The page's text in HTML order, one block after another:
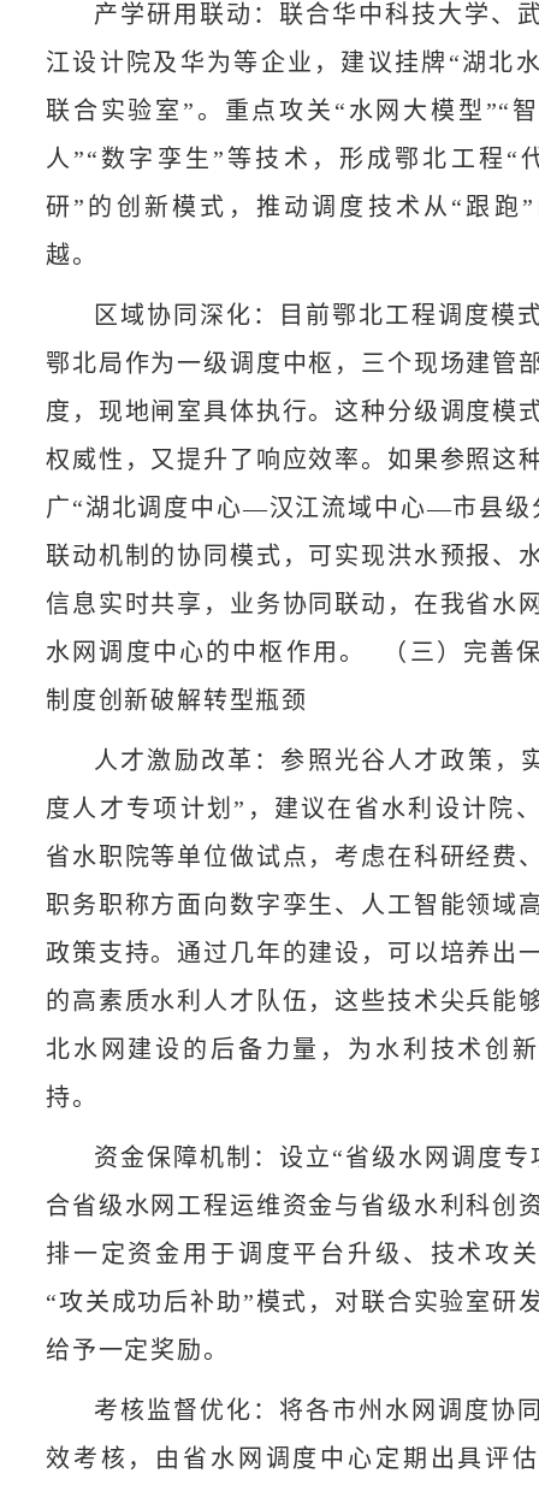
产学研用联动：联合华中科技大学、
江设计院及华为等企业，建议挂牌“湖北
联合实验室”。重点攻关“水网大模型”“
人”“数字孪生”等技术，形成鄂北工程“
研”的创新模式，推动调度技术从“跟跑
越。​
区域协同深化：目前鄂北工程调度模
鄂北局作为一级调度中枢，三个现场建管
度，现地闸室具体执行。这种分级调度模
权威性，又提升了响应效率。如果参照这
广“湖北调度中心—汉江流域中心—市县级
联动机制的协同模式，可实现洪水预报、
信息实时共享，业务协同联动，在我省水
水网调度中心的中枢作用。​ （三）完善
制度创新破解转型瓶颈​
人才激励改革：参照光谷人才政策，
度人才专项计划”，建议在省水利设计院
省水职院等单位做试点，考虑在科研经费
职务职称方面向数字孪生、人工智能领域
政策支持。通过几年的建设，可以培养出
的高素质水利人才队伍，这些技术尖兵能
北水网建设的后备力量，为水利技术创
持。​
资金保障机制：设立“省级水网调度专
合省级水网工程运维资金与省级水利科创
排一定资金用于调度平台升级、技术攻
“攻关成功后补助”模式，对联合实验室研
给予一定奖励。
考核监督优化：将各市州水网调度协
效考核，由省水网调度中心定期出具评